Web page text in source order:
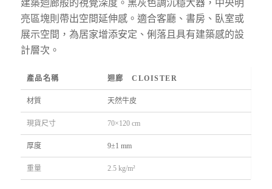
建築迴廊般的視覺深度。黑灰色調沉穩大器，中央明
亮區塊則帶出空間延伸感。適合客廳、書房、臥室或
展示空間，為居家增添安定、俐落且具有建築感的設
計層次。
產品名稱 迴廊 CLOISTER
材質 天然牛皮
現貨尺寸 70×120 cm
厚度 9±1 mm
重量 2.5 kg/m²